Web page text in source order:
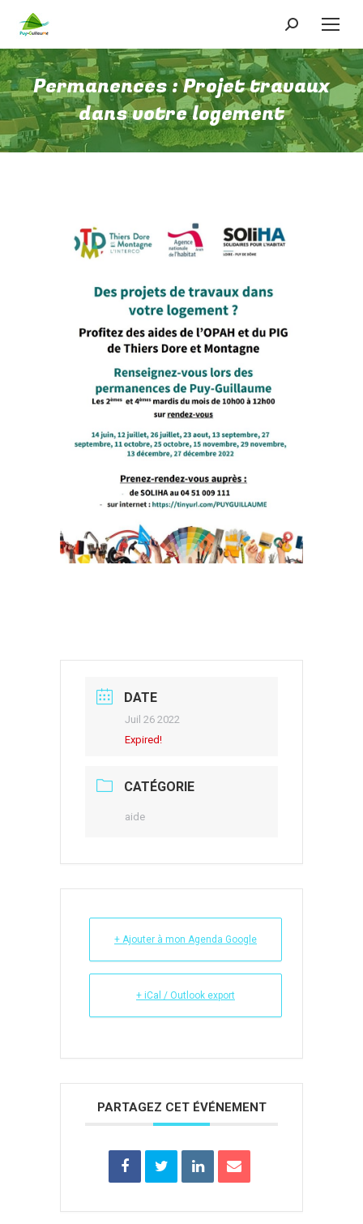
Recherche
:
Permanences : Projet travaux
dans votre logement
DATE
Juil 26 2022
Expired!
CATÉGORIE
aide
+ Ajouter à mon Agenda Google
+ iCal / Outlook export
PARTAGEZ CET ÉVÉNEMENT